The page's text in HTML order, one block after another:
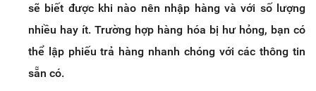
sẽ biết được khi nào nên nhập hàng và với số lượng
nhiều hay ít. Trường hợp hàng hóa bị hư hỏng, bạn có
thể lập phiếu trả hàng nhanh chóng với các thông tin
sẵn có.